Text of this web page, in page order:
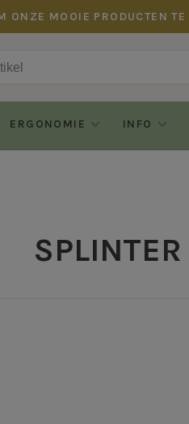
ONZE MOOIE PRODUCTEN
ERGONOMIE INFO